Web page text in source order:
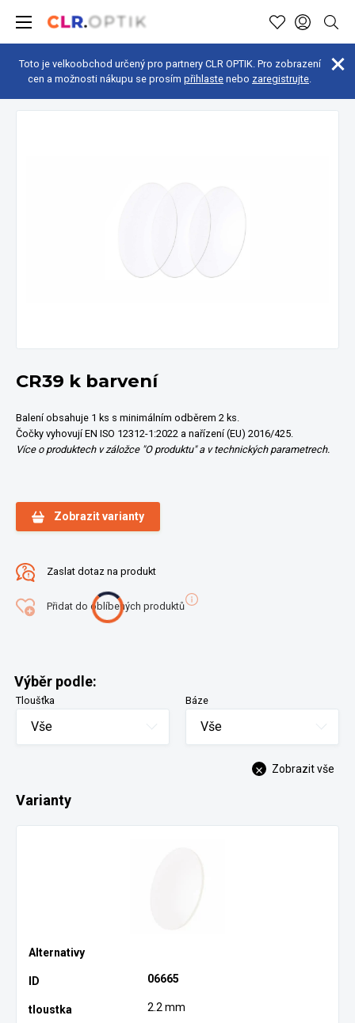
Toto je velkoobchod určený pro partnery CLR OPTIK. Pro zobrazení
cen a možnosti nákupu se prosím přihlaste nebo zaregistrujte.
Sluneční filtry a čočky
CR39 k barvení
Balení obsahuje 1 ks s minimálním odběrem 2 ks.
Čočky vyhovují EN ISO 12312-1:2022 a nařízení (EU) 2016/425.
Více o produktech v záložce "O produktu" a v technických parametrech.
Zobrazit varianty
Zaslat dotaz na produkt
Přidat do oblíbených produktů
Výběr podle:
Tloušťka
Vše
Báze
Vše
Zobrazit vše
Varianty
06665
2.2 mm